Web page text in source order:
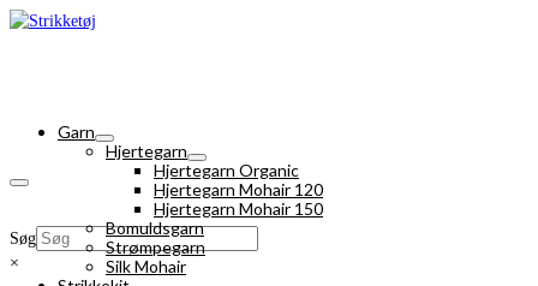
Søg
×
Garn
Hjertegarn
Hjertegarn Organic
Hjertegarn Mohair 120
Hjertegarn Mohair 150
Bomuldsgarn
Strømpegarn
Silk Mohair